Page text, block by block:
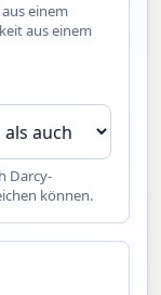
einem
aus einem
Darcy-
können.